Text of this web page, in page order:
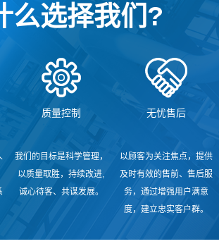
么选择我们?
质量控制
我们的目标是科学管理，
以质量取胜，持续改进,
诚心待客、共谋发展。
无忧售后
以顾客为关注焦点，提供
及时有效的售前、售后服
务，通过增强用户满意
度，建立忠实客户群。